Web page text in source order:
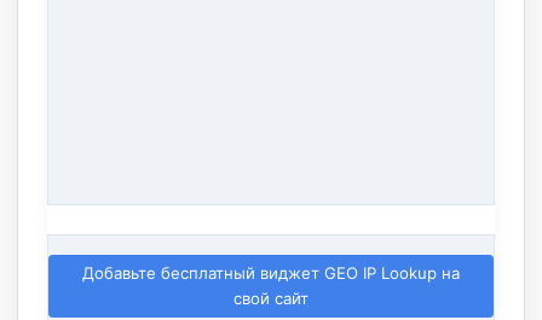
Добавьте бесплатный виджет GEO IP Lookup на
свой сайт